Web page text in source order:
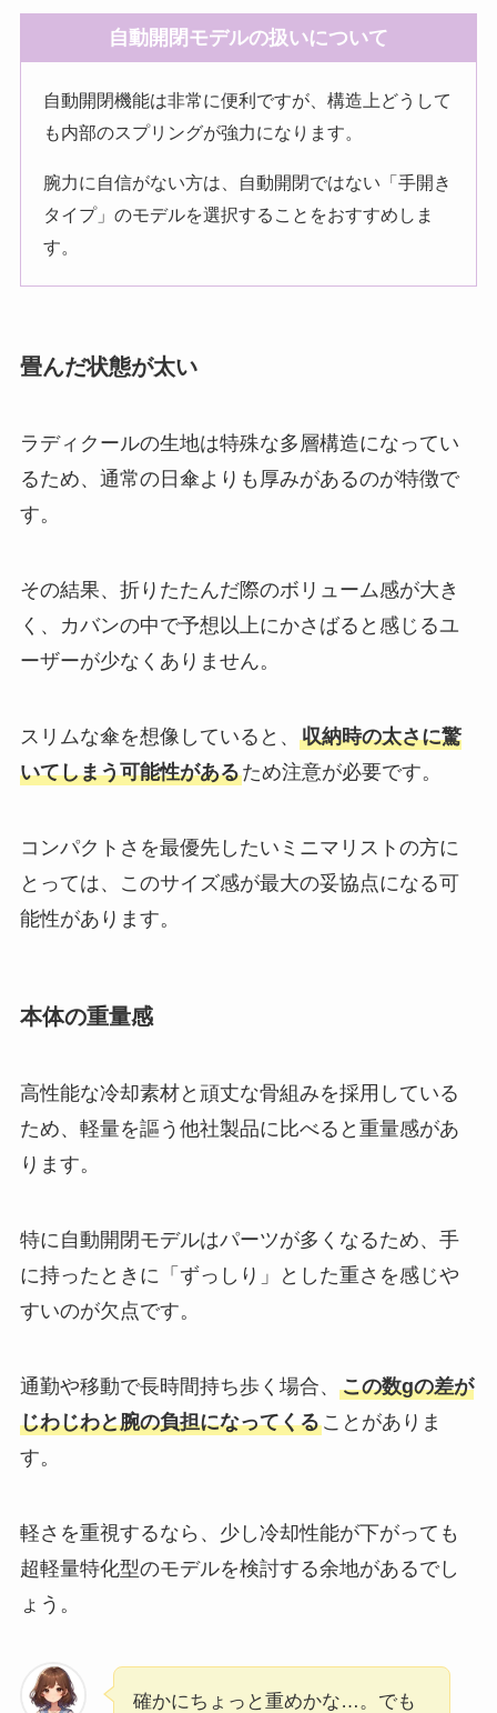
自動開閉モデルの扱いについて
自動開閉機能は非常に便利ですが、構造上どうして
も内部のスプリングが強力になります。
腕力に自信がない方は、自動開閉ではない「手開き
タイプ」のモデルを選択することをおすすめしま
す。
畳んだ状態が太い
ラディクールの生地は特殊な多層構造になってい
るため、通常の日傘よりも厚みがあるのが特徴で
す。
その結果、折りたたんだ際のボリューム感が大き
く、カバンの中で予想以上にかさばると感じるユ
ーザーが少なくありません。
スリムな傘を想像していると、 収納時の太さに驚
いてしまう可能性があるため注意が必要です。
コンパクトさを最優先したいミニマリストの方に
とっては、このサイズ感が最大の妥協点になる可
能性があります。
本体の重量感
高性能な冷却素材と頑丈な骨組みを採用している
ため、軽量を謳う他社製品に比べると重量感があ
ります。
特に自動開閉モデルはパーツが多くなるため、手
に持ったときに「ずっしり」とした重さを感じや
すいのが欠点です。
通勤や移動で長時間持ち歩く場合、 この数gの差が
じわじわと腕の負担になってくることがありま
す。
軽さを重視するなら、少し冷却性能が下がっても
超軽量特化型のモデルを検討する余地があるでし
ょう。
確かにちょっと重めかな…。でも